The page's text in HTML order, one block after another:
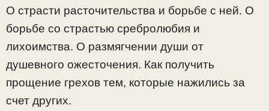
О страсти расточительства и борьбе с ней. О
борьбе со страстью сребролюбия и
лихоимства. О размягчении души от
душевного ожесточения. Как получить
прощение грехов тем, которые нажились за
счет других.